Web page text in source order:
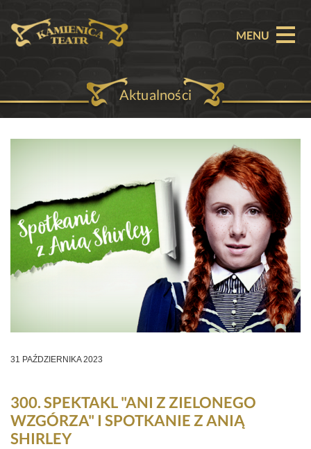
MENU
O TEATRZE
SPEKTAKLE
BILETY
PARTNERZY
KONTAKT
Aktualności
31 PAŹDZIERNIKA 2023
300. SPEKTAKL "ANI Z ZIELONEGO
WZGÓRZA" I SPOTKANIE Z ANIĄ
SHIRLEY